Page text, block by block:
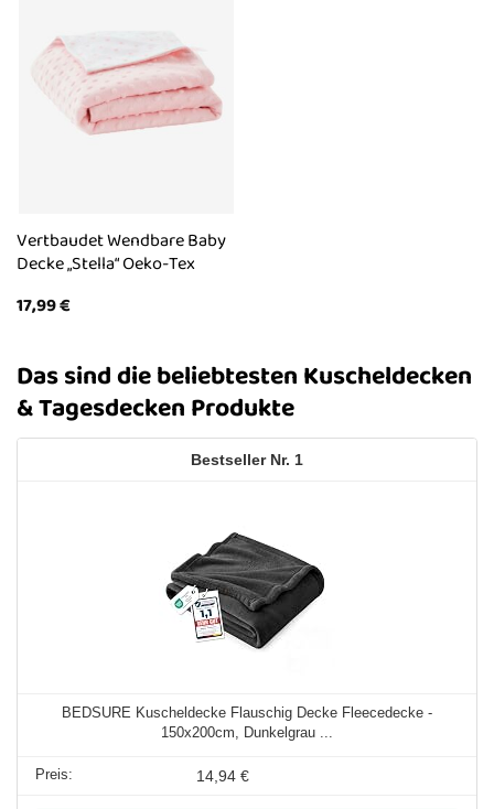
Vertbaudet Wendbare Baby
Decke „Stella“ Oeko-Tex
17,99€
Das sind die beliebtesten Kuscheldecken
& Tagesdecken Produkte
1
BEDSURE Kuscheldecke Flauschig Decke Fleecedecke -
150x200cm, Dunkelgrau ...
14,94 €